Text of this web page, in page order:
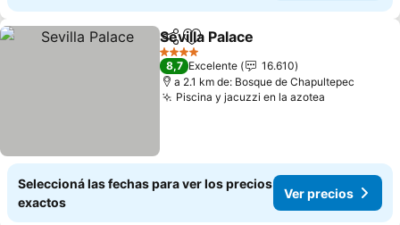
CompartirAñadir a favoritos
Sevilla Palace
4 Estrellas
8,7 Excelente
16.610
a 2.1 km de: Bosque de Chapultepec
Piscina y jacuzzi en la azotea
Seleccioná las fechas para ver los precios
exactos
Ver precios